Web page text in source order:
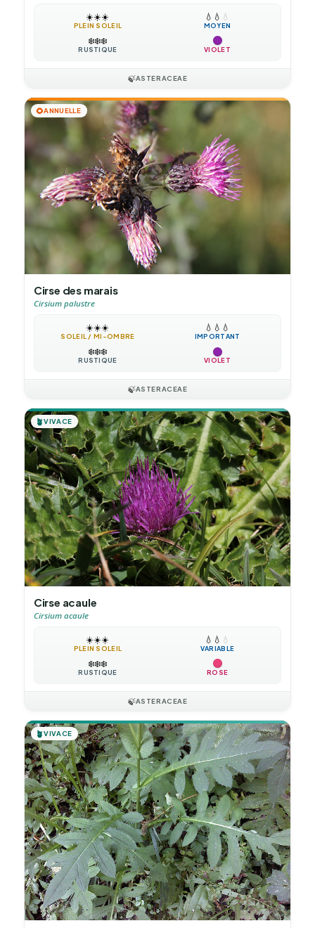
☀️☀️☀️
PLEIN SOLEIL
💧 💧 💧
MOYEN
❄️❄️❄️
RUSTIQUE VIOLET
🍃ASTERACEAE
🌻ANNUELLE
Cirse des marais
Cirsium palustre
☀️☀️☀️
SOLEIL / MI-OMBRE
💧 💧 💧
IMPORTANT
❄️❄️❄️
RUSTIQUE VIOLET
🍃ASTERACEAE
🪴VIVACE
Cirse acaule
Cirsium acaule
☀️☀️☀️
PLEIN SOLEIL
💧 💧 💧
VARIABLE
❄️❄️❄️
RUSTIQUE ROSE
🍃ASTERACEAE
🪴VIVACE